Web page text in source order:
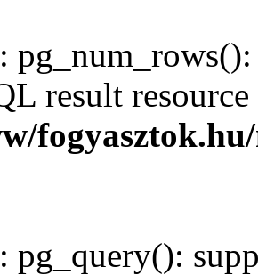
:
result
: pg_query():